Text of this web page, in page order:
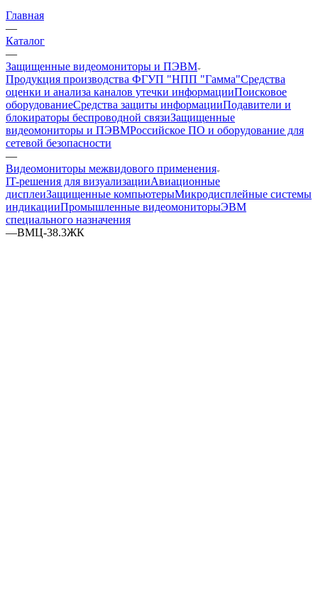
Главная
—
Каталог
—
Защищенные видеомониторы и ПЭВМ
Продукция производства ФГУП "НПП "Гамма"Средства
оценки и анализа каналов утечки информацииПоисковое
оборудованиеСредства защиты информацииПодавители и
блокираторы беспроводной связиЗащищенные
видеомониторы и ПЭВМРоссийское ПО и оборудование для
сетевой безопасности
—
Видеомониторы межвидового применения
IT-решения для визуализацииАвиационные
дисплеиЗащищенные компьютерыМикродисплейные системы
индикацииПромышленные видеомониторыЭВМ
специального назначения
—ВМЦ-38.3ЖК